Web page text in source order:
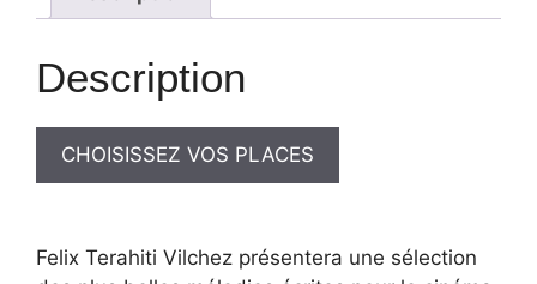
Description
CHOISISSEZ VOS PLACES
Felix Terahiti Vilchez présentera une sélection